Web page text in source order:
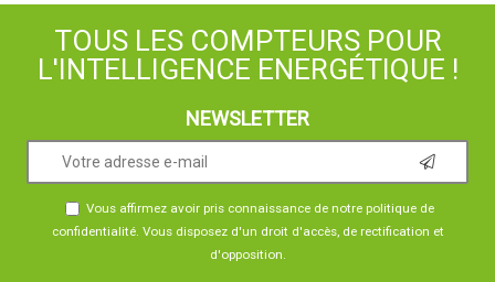
TOUS LES COMPTEURS POUR
L'INTELLIGENCE ENERGÉTIQUE !
NEWSLETTER
Vous affirmez avoir pris connaissance de notre politique de
confidentialité. Vous disposez d'un droit d'accès, de rectification et
d'opposition.